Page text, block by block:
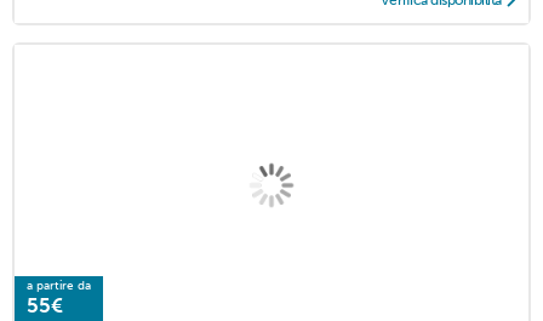
a partire da
55€